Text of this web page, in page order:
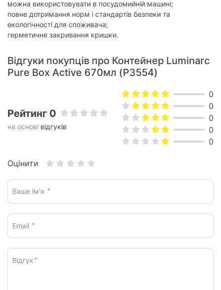
можна використовувати в посудомийній машині;
повне дотримання норм і стандартів безпеки та
екологічності для споживача;
герметичне закривання кришки.
Відгуки покупців про Контейнер Luminarc
Pure Box Active 670мл (P3554)
Рейтинг 0
на основі відгуків
0
0
0
0
0
Оцінити
Ваше ім’я *
Email *
Відгук *